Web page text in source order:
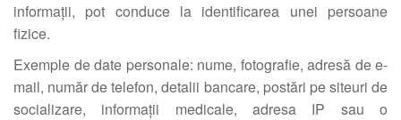
informații, pot conduce la identificarea unei persoane
fizice.
Exemple de date personale: nume, fotografie, adresă de e-
mail, număr de telefon, detalii bancare, postări pe siteuri de
socializare, informații medicale, adresa IP sau o